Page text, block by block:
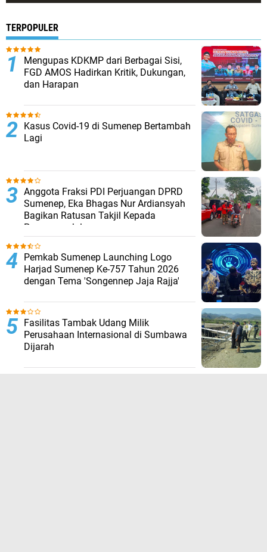
TERPOPULER
Mengupas KDKMP dari Berbagai Sisi,
FGD AMOS Hadirkan Kritik, Dukungan,
dan Harapan
Kasus Covid-19 di Sumenep Bertambah
Lagi
Anggota Fraksi PDI Perjuangan DPRD
Sumenep, Eka Bhagas Nur Ardiansyah
Bagikan Ratusan Takjil Kepada
Pengguna Jalan
Pemkab Sumenep Launching Logo
Harjad Sumenep Ke-757 Tahun 2026
dengan Tema 'Songennep Jaja Rajja'
Fasilitas Tambak Udang Milik
Perusahaan Internasional di Sumbawa
Dijarah